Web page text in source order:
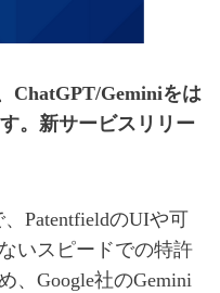
ChatGPT/Geminiをは
。新サービスリリー
PatentfieldのUIや可
いスピードでの特許
、Google社のGemini